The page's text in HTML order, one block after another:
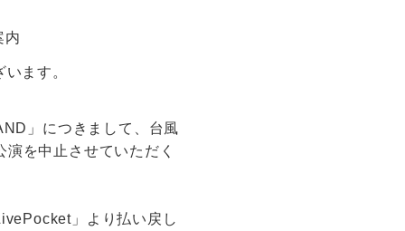
内
ます。
」につきまして、台風
を中止させていただく
」より払い戻し